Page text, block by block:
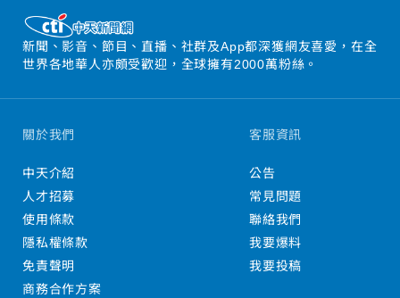
新聞、影音、節目、直播、社群及App都深獲網友喜愛，在全
世界各地華人亦頗受歡迎，全球擁有2000萬粉絲。
關於我們
中天介紹
人才招募
使用條款
隱私權條款
免責聲明
商務合作方案
客服資訊
公告
常見問題
聯絡我們
我要爆料
我要投稿